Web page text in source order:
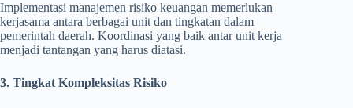
Implementasi manajemen risiko keuangan memerlukan
kerjasama antara berbagai unit dan tingkatan dalam
pemerintah daerah. Koordinasi yang baik antar unit kerja
menjadi tantangan yang harus diatasi.
3. Tingkat Kompleksitas Risiko